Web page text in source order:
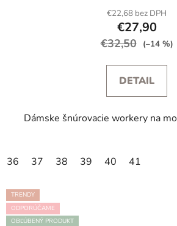
€22,68 bez DPH
€27,90
€32,50 (–14 %)
DETAIL
Dámske šnúrovacie workery na
36 37 38 39 40 41
TRENDY
ODPORÚČAME
OBĽÚBENÝ PRODUKT